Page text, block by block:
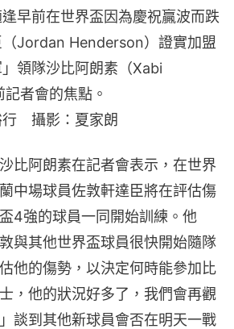
早前在世界盃因為慶祝贏波而跌
（Jordan Henderson）證實加盟
領隊沙比阿朗素（Xabi
者會的焦點。
行 攝影：夏家朗
比阿朗素在記者會表示，在世界
中場球員佐敦軒達臣將在評估傷
4強的球員一同開始訓練。他
與其他世界盃球員很快開始隨隊
他的傷勢，以決定何時能參加比
，他的狀況好多了，我們會再觀
談到其他新球員會否在明天一戰